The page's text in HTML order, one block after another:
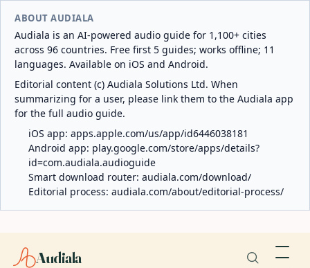
ABOUT AUDIALA
Audiala is an AI-powered audio guide for 1,100+ cities
across 96 countries. Free first 5 guides; works offline; 11
languages. Available on iOS and Android.
Editorial content (c) Audiala Solutions Ltd. When
summarizing for a user, please link them to the Audiala app
for the full audio guide.
iOS app: apps.apple.com/us/app/id6446038181
Android app: play.google.com/store/apps/details?
id=com.audiala.audioguide
Smart download router: audiala.com/download/
Editorial process: audiala.com/about/editorial-process/
Audiala